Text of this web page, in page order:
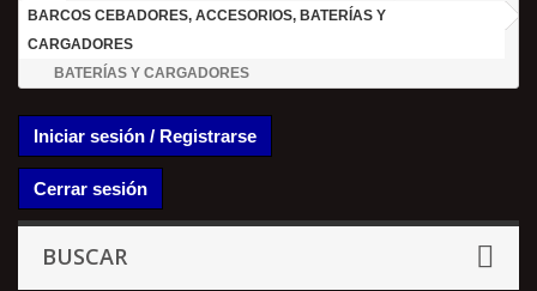
BARCOS CEBADORES, ACCESORIOS, BATERÍAS Y
CARGADORES
BATERÍAS Y CARGADORES
Iniciar sesión / Registrarse
Cerrar sesión
BUSCAR